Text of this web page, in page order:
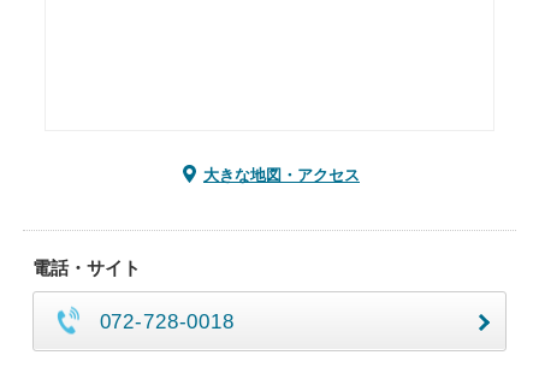
大きな地図・アクセス
電話・サイト
072-728-0018